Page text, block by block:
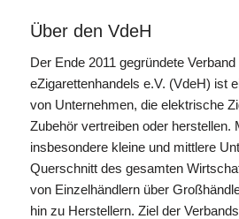
Über den VdeH
Der Ende 2011 gegründete Verband
eZigarettenhandels e.V. (VdeH) ist
von Unternehmen, die elektrische
Zubehör vertreiben oder herstellen.
insbesondere kleine und mittlere
Querschnitt des gesamten
von Einzelhändlern über
hin zu Herstellern. Ziel der